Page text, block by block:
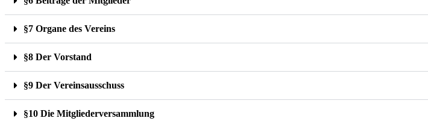
§7 Organe des Vereins
§8 Der Vorstand
§9 Der Vereinsausschuss
§10 Die Mitgliederversammlung